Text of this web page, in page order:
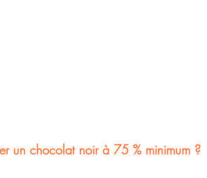
un chocolat noir à 75 % minimum ?